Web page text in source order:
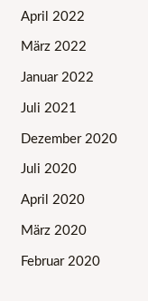
April 2022
März 2022
Januar 2022
Juli 2021
Dezember 2020
Juli 2020
April 2020
März 2020
Februar 2020